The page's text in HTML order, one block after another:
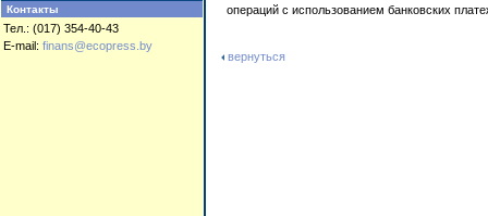
Контакты
Тел.: (017) 354-40-43
E-mail: finans@ecopress.by
операций с использованием банковских
вернуться